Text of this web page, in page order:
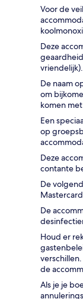
Voor de
Deze
vriendelijk).
De naam
om
komen
Een
op
Deze
contante
De
De
Houd er
de
Als je je